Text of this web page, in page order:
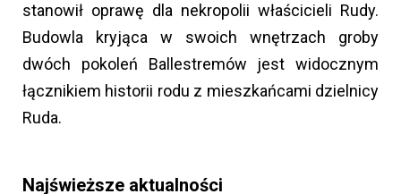
stanowił oprawę dla nekropolii właścicieli Rudy.
Budowla kryjąca w swoich wnętrzach groby
dwóch pokoleń Ballestremów jest widocznym
łącznikiem historii rodu z mieszkańcami dzielnicy
Ruda.
Najświeższe aktualności